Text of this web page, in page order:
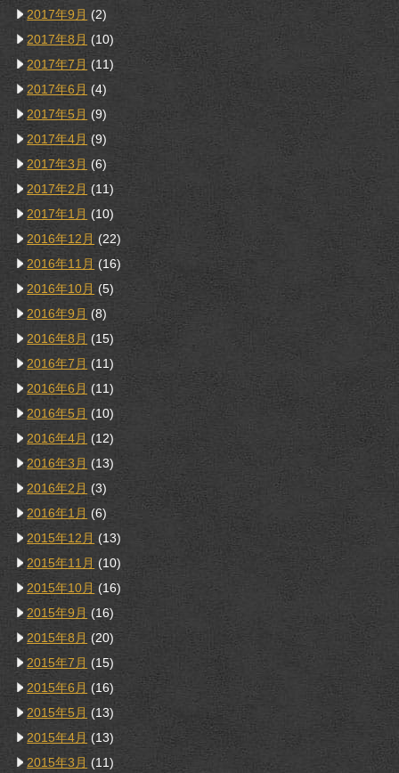
2017年9月 (2)
2017年8月 (10)
2017年7月 (11)
2017年6月 (4)
2017年5月 (9)
2017年4月 (9)
2017年3月 (6)
2017年2月 (11)
2017年1月 (10)
2016年12月 (22)
2016年11月 (16)
2016年10月 (5)
2016年9月 (8)
2016年8月 (15)
2016年7月 (11)
2016年6月 (11)
2016年5月 (10)
2016年4月 (12)
2016年3月 (13)
2016年2月 (3)
2016年1月 (6)
2015年12月 (13)
2015年11月 (10)
2015年10月 (16)
2015年9月 (16)
2015年8月 (20)
2015年7月 (15)
2015年6月 (16)
2015年5月 (13)
2015年4月 (13)
2015年3月 (11)